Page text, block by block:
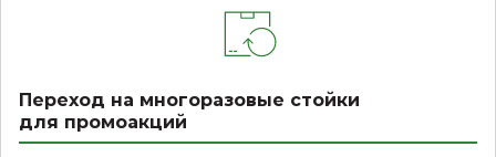
Переход на многоразовые стойки
для промоакций